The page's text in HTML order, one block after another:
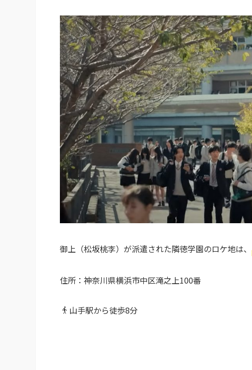
御上（松坂桃李）が派遣された隣徳学園のロケ地は、
住所：神奈川県横浜市中区滝之上100番
山手駅から徒歩8分